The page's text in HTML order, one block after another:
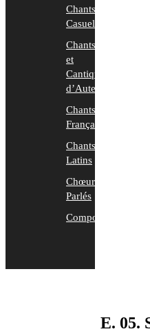
E. 05.
Chants
Casuels
Chants
et
Cantiques
d’Auteurs
Chants
Français
Chants
Latins
Chœurs
Parlés
Compositions